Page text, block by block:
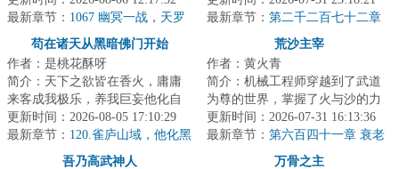
死前的运作下，成...
最新章节： 1067 幽冥一战，天罗
出手
一口气。【极...
最新章节： 第二千二百七十二章
苟在诸天从黑暗佛门开始
作者：是桃花酥呀
简介：天下之欲皆在香火，庸庸
来客成我极乐，养我巨妄他化自
在，然后...造妖，分魔，为佛！李
玄一头栽入...
更新时间：2026-08-05 17:10:29
最新章节： 120.雀庐山域，他化黑
天地藏（5.7K字-求订阅）
荒沙主宰
作者：黄火青
简介：机械工程师穿越到了武道
为尊的世界，掌握了火与沙的力
量。水切割、滑翔翼、枪械、航
发引擎、动力战...
更新时间：2026-07-31 16:13:36
最新章节： 第六百四十一章 衰老
吾乃高武神人
万骨之主